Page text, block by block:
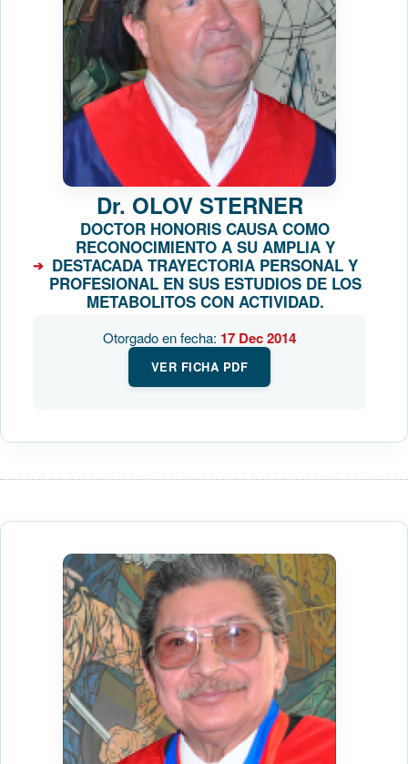
Dr. OLOV STERNER
DOCTOR HONORIS CAUSA COMO
RECONOCIMIENTO A SU AMPLIA Y
DESTACADA TRAYECTORIA PERSONAL Y
PROFESIONAL EN SUS ESTUDIOS DE LOS
METABOLITOS CON ACTIVIDAD.
Otorgado en fecha: 17 Dec 2014
VER FICHA PDF